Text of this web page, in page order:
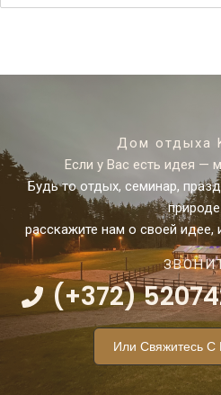
Дом отдыха
Если у Вас есть идея —
Будь то отдых, семинар,
расскажите нам о своей идее,
(+372)
Или Свяжитесь С